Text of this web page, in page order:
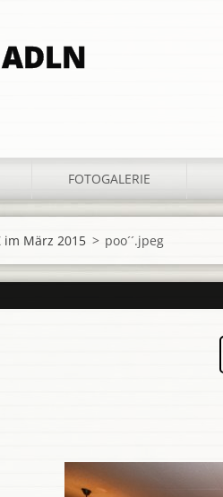
FOTOGALERIE
im März 2015 > poo´´.jpeg